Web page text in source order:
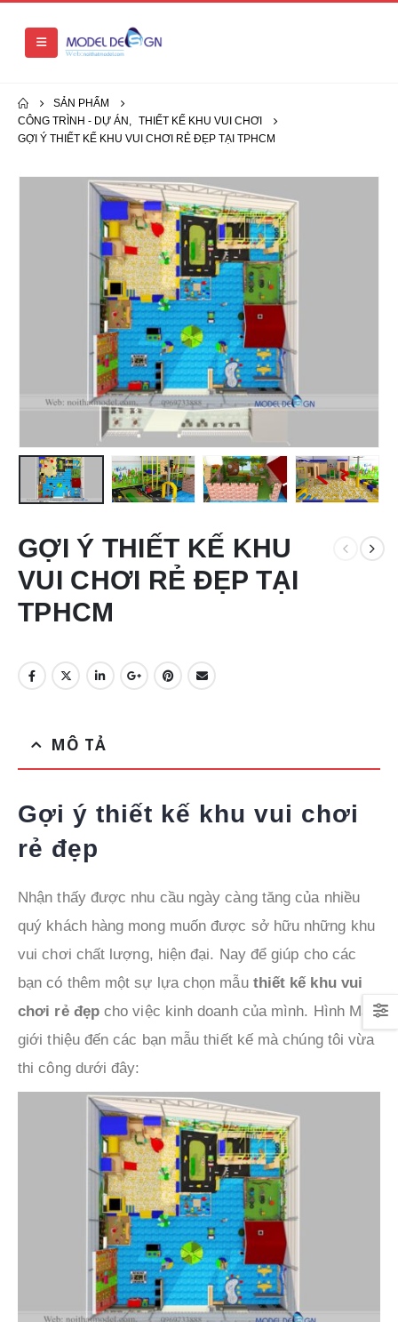
SẢN PHẨM
CÔNG TRÌNH - DỰ ÁN , THIẾT KẾ KHU VUI CHƠI
GỢI Ý THIẾT KẾ KHU VUI CHƠI RẺ ĐẸP TẠI TPHCM
GỢI Ý THIẾT KẾ KHU
VUI CHƠI RẺ ĐẸP TẠI
TPHCM
MÔ TẢ
Gợi ý thiết kế khu vui chơi
rẻ đẹp
Nhận thấy được nhu cầu ngày càng tăng của nhiều
quý khách hàng mong muốn được sở hữu những khu
vui chơi chất lượng, hiện đại. Nay để giúp cho các
bạn có thêm một sự lựa chọn mẫu thiết kế khu vui
chơi rẻ đẹpcho việc kinh doanh của mình. Hình Mẫu
giới thiệu đến các bạn mẫu thiết kế mà chúng tôi vừa
thi công dưới đây: